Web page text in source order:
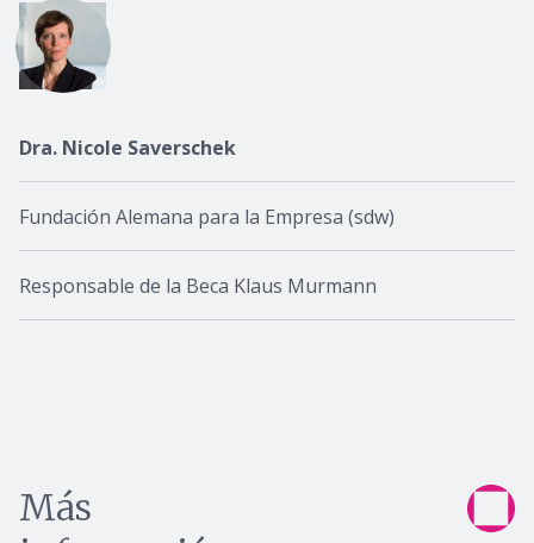
Dra. Nicole Saverschek
Fundación Alemana para la Empresa (sdw)
Responsable de la Beca Klaus Murmann
Más